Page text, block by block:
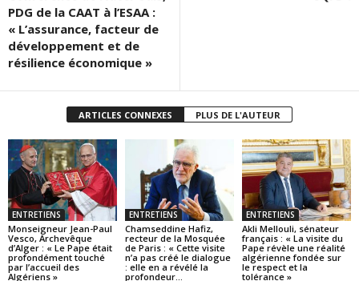
PDG de la CAAT à l’ESAA :
« L’assurance, facteur de
développement et de
résilience économique »
ARTICLES CONNEXES PLUS DE L'AUTEUR
ENTRETIENS
Monseigneur Jean-Paul
Vesco, Archevêque
d’Alger : « Le Pape était
profondément touché
par l’accueil des
Algériens »
ENTRETIENS
Chamseddine Hafiz,
recteur de la Mosquée
de Paris : « Cette visite
n’a pas créé le dialogue
: elle en a révélé la
profondeur...
ENTRETIENS
Akli Mellouli, sénateur
français : « La visite du
Pape révèle une réalité
algérienne fondée sur
le respect et la
tolérance »